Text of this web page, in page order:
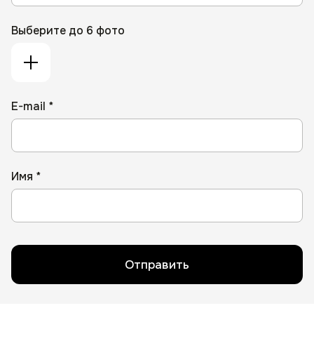
Выберите до 6 фото
E-mail *
Имя *
Отправить